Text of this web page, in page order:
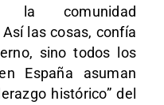
la comunidad
las cosas, confía
sino todos los
España asuman
histórico” del